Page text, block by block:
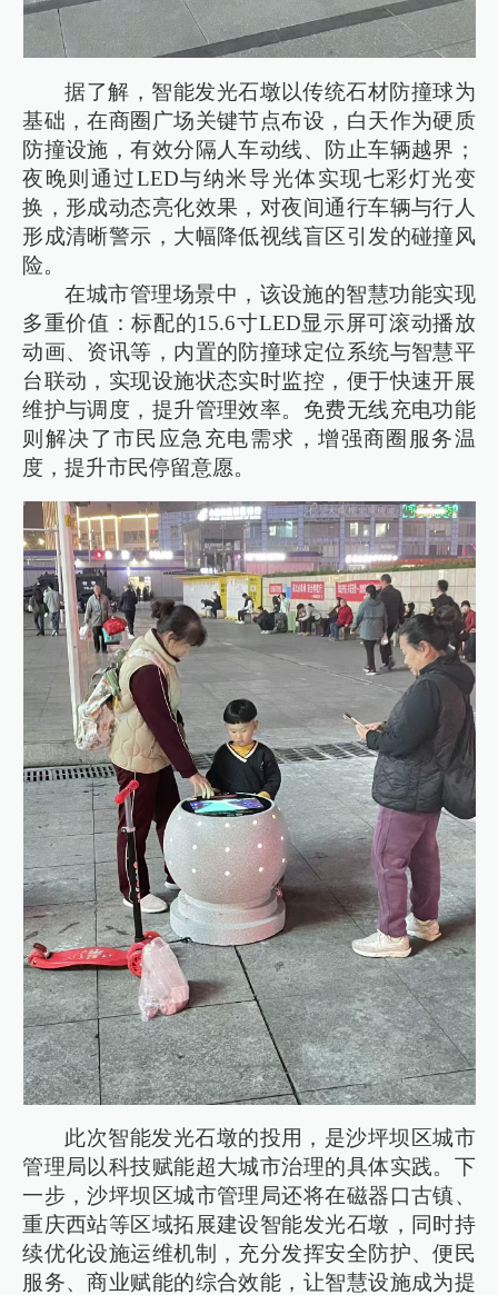
据了解，智能发光石墩以传统石材防撞球为
基础，在商圈广场关键节点布设，白天作为硬质
防撞设施，有效分隔人车动线、防止车辆越界；
夜晚则通过LED与纳米导光体实现七彩灯光变
换，形成动态亮化效果，对夜间通行车辆与行人
形成清晰警示，大幅降低视线盲区引发的碰撞风
险。
在城市管理场景中，该设施的智慧功能实现
多重价值：标配的15.6寸LED显示屏可滚动播放
动画、资讯等，内置的防撞球定位系统与智慧平
台联动，实现设施状态实时监控，便于快速开展
维护与调度，提升管理效率。免费无线充电功能
则解决了市民应急充电需求，增强商圈服务温
度，提升市民停留意愿。
此次智能发光石墩的投用，是沙坪坝区城市
管理局以科技赋能超大城市治理的具体实践。下
一步，沙坪坝区城市管理局还将在磁器口古镇、
重庆西站等区域拓展建设智能发光石墩，同时持
续优化设施运维机制，充分发挥安全防护、便民
服务、商业赋能的综合效能，让智慧设施成为提